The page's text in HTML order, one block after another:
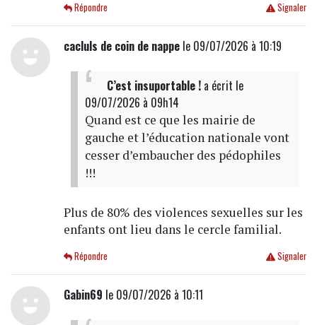
Signaler
Répondre
cacluls de coin de nappele 09/07/2026 à 10:19
C’est insuportable !a écrit le
09/07/2026 à 09h14
Quand est ce que les mairie de
gauche et l’éducation nationale vont
cesser d’embaucher des pédophiles
!!!
Plus de 80% des violences sexuelles sur les
enfants ont lieu dans le cercle familial.
Signaler
Répondre
Gabin69 le 09/07/2026 à 10:11